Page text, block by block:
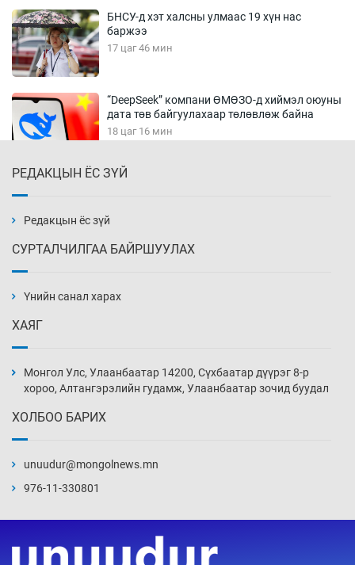
БНСУ-д хэт халсны улмаас 19 хүн нас
баржээ
17 цаг 46 мин
“DeepSeek” компани ӨМӨЗО-д хиймэл оюуны
дата төв байгуулахаар төлөвлөж байна
18 цаг 16 мин
18 цаг 16 мин
18 цаг 46 мин
19 цаг 16 мин
19 цаг 46 мин
20 цаг 16 мин
РЕДАКЦЫН ЁС ЗҮЙ
Редакцын ёс зүй
СУРТАЛЧИЛГАА БАЙРШУУЛАХ
Үнийн санал харах
ХАЯГ
Монгол Улс, Улаанбаатар 14200, Сүхбаатар дүүрэг 8-р
хороо, Алтангэрэлийн гудамж, Улаанбаатар зочид буудал
ХОЛБОО БАРИХ
unuudur@mongolnews.mn
976-11-330801